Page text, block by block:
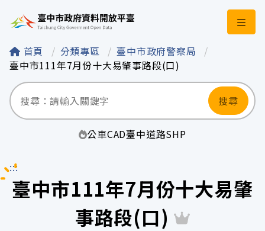
臺中市政府資料開
首頁 分類專區
臺中市政府警察局
臺中市111年7月份十大易肇事路段(口)
搜尋
公車CAD臺中道路SHP
:::
臺中市111年7月份十大易肇
事路段(口)